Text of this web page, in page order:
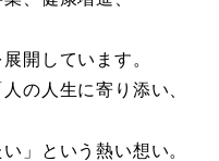
開しています。
の人生に寄り添い、
」という熱い想い。